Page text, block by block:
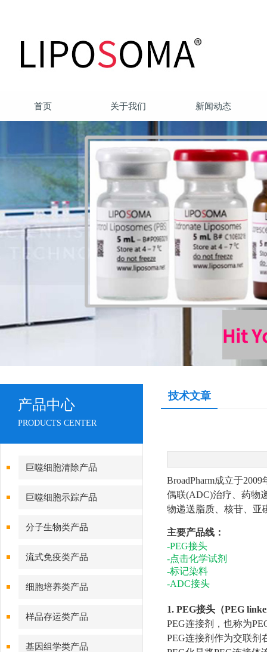
首页 关于我们 新闻动态
产品中心
PRODUCTS CENTER
巨噬细胞清除产品
巨噬细胞示踪产品
分子生物类产品
流式免疫类产品
细胞培养类产品
样品存运类产品
基因组学类产品
技术文章
BroadPharm成立于
偶联(ADC)治疗、药物
物递送脂质、核苷、亚
主要产品线：
-PEG接头
-点击化学试剂
-标记染料
-ADC接头
1. PEG接头（PEG
PEG连接剂，也称为
PEG连接剂作为交联剂